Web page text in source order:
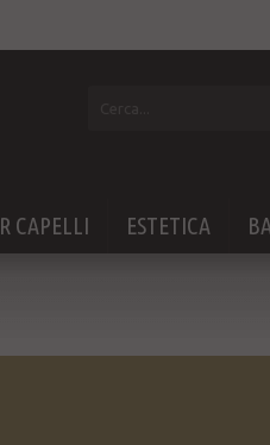
ESTETICA
CAPELLI